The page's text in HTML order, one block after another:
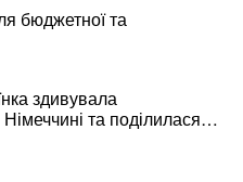
бюджетної та
здивувала
та поділилася